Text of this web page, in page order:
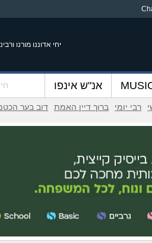
יחי אדוננו מורנו
אנ"ש אינפו
רבי יומי ברוך דיין האמת דוב בער